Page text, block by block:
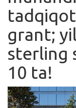
Blog
Yana
Qidirish
grant;
sterling
10 ta!